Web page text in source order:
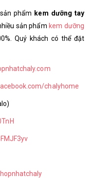
phẩm kem dưỡng tay
sản phẩm kem dưỡng
Quý khách có thể đặt
chalyhome